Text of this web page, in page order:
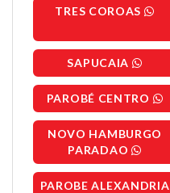
TRES COROAS
SAPUCAIA
PAROBÉ CENTRO
NOVO HAMBURGO
PARADAO
PAROBE ALEXANDRIA